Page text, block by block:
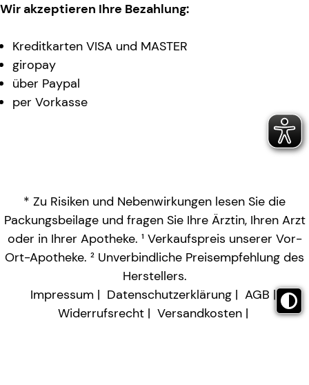
Wir akzeptieren Ihre Bezahlung:
Kreditkarten VISA und MASTER
giropay
über Paypal
per Vorkasse
* Zu Risiken und Nebenwirkungen lesen Sie die
Packungsbeilage und fragen Sie Ihre Ärztin, Ihren Arzt
oder in Ihrer Apotheke. ¹ Verkaufspreis unserer Vor-
Ort-Apotheke. ² Unverbindliche Preisempfehlung des
Herstellers.
Impressum
Datenschutzerklärung
AGB
Widerrufsrecht
Versandkosten